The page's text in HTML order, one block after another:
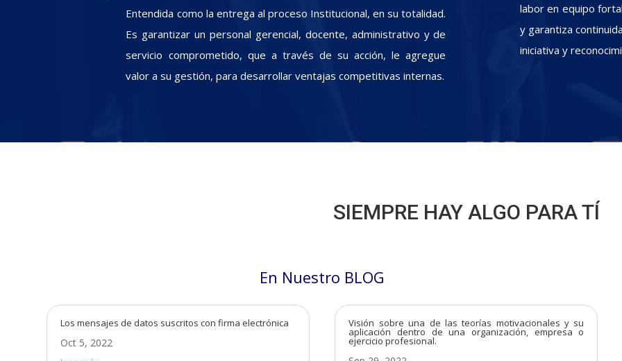
Entendida como la entrega al proceso Institucional, en su totalidad.
Es garantizar un personal gerencial, docente, administrativo y de
servicio comprometido, que a través de su acción, le agregue
valor a su gestión, para desarrollar ventajas competitivas internas.
labor en equipo
y garantiza
iniciativa y
SIEMPRE HAY ALGO PARA TÍ
En Nuestro BLOG
Los mensajes de datos suscritos con firma electrónica
Oct 5, 2022
Visión sobre una de las teorías motivacionales y su
aplicación dentro de una organización, empresa o
ejercicio profesional.